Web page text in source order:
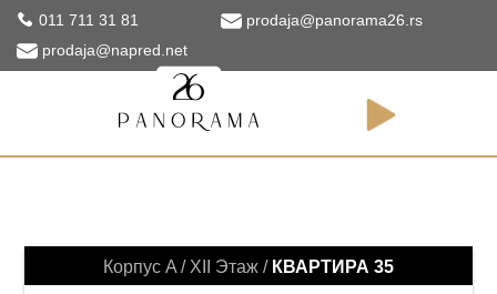
011 711 31 81
prodaja@panorama26.rs
prodaja@napred.net
Корпус A / XII Этаж / КВАРТИРА 35